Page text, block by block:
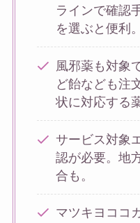
ラインで確認
を選ぶと便利。
風邪薬も対象
ど飴なども注
状に対応する
サービス対象
認が必要。地
合も。
マツキヨココ